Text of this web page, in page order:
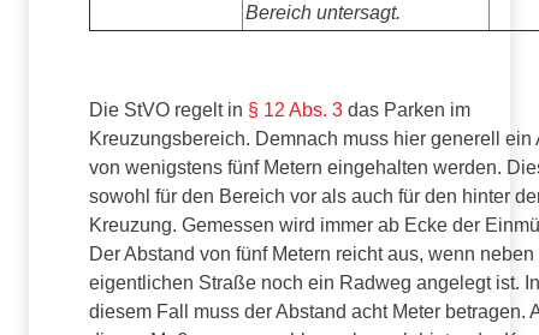
Bereich untersagt.
Die StVO regelt in § 12 Abs. 3 das Parken im
Kreuzungsbereich. Demnach muss hier generell ein
von wenigstens fünf Metern eingehalten werden.
sowohl für den Bereich vor als auch für den hinter
Kreuzung. Gemessen wird immer ab Ecke der
Der Abstand von fünf Metern reicht aus, wenn neben
eigentlichen Straße noch ein Radweg angelegt ist. In
diesem Fall muss der Abstand acht Meter betragen.